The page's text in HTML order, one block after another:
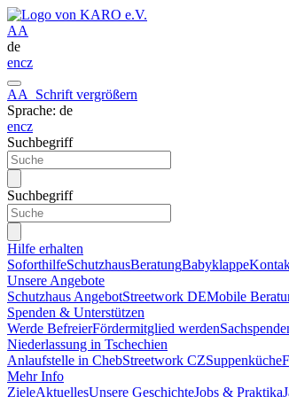
AA
de
encz
AA
Schrift vergrößern
Sprache: de
encz
Suchbegriff
Suchbegriff
Hilfe erhalten
SoforthilfeSchutzhausBeratungBabyklappe
Unsere Angebote
Schutzhaus AngebotStreetwork DEMobile
Spenden & Unterstützen
Werde BefreierFördermitglied werden
Niederlassung in Tschechien
Anlaufstelle in ChebStreetwork CZSuppenküche
Mehr Info
ZieleAktuellesUnsere GeschichteJobs & Praktika